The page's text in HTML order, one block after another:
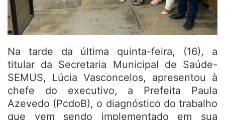
Na tarde da última quinta-feira, (16), a
titular da Secretaria Municipal de Saúde-
SEMUS, Lúcia Vasconcelos, apresentou à
chefe do executivo, a Prefeita Paula
Azevedo (PcdoB), o diagnóstico do trabalho
que vem sendo implementado em sua